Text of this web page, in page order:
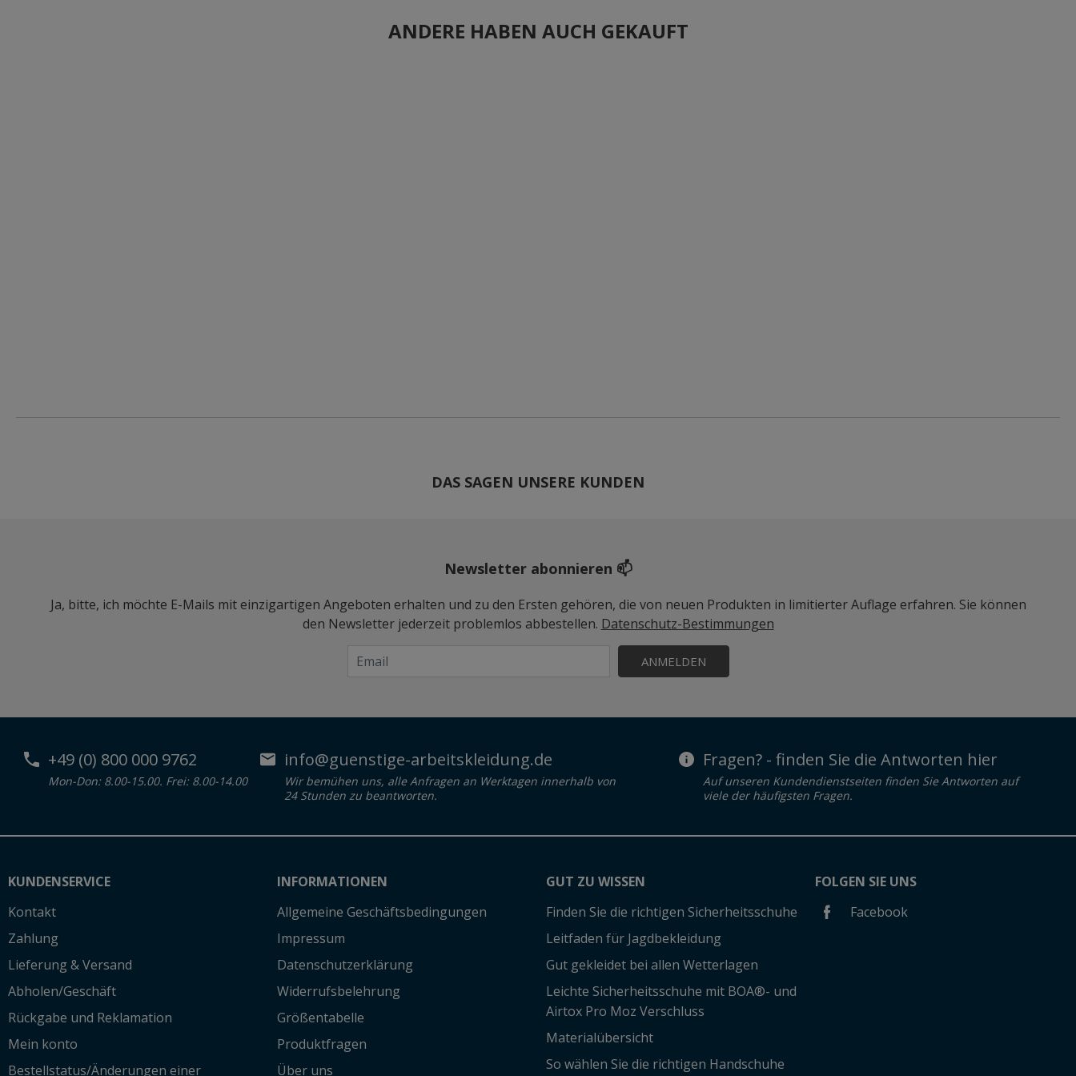
ANDERE HABEN AUCH GEKAUFT
DAS SAGEN UNSERE KUNDEN
Newsletter abonnieren 📫
Ja, bitte, ich möchte E-Mails mit einzigartigen Angeboten erhalten und zu den Ersten gehören, die von neuen Produkten in limitierter Auflage erfahren. Sie können
den Newsletter jederzeit problemlos abbestellen. Datenschutz-Bestimmungen
ANMELDEN
+49 (0) 800 000 9762
Mon-Don: 8.00-15.00. Frei: 8.00-14.00
info@guenstige-arbeitskleidung.de
Wir bemühen uns, alle Anfragen an Werktagen innerhalb von
24 Stunden zu beantworten.
Fragen? - finden Sie die Antworten hier
Auf unseren Kundendienstseiten finden Sie Antworten auf
viele der häufigsten Fragen.
KUNDENSERVICE
Kontakt
Zahlung
Lieferung & Versand
Abholen/Geschäft
Rückgabe und Reklamation
Mein konto
Bestellstatus/Änderungen einer
INFORMATIONEN
Allgemeine Geschäftsbedingungen
Impressum
Datenschutzerklärung
Widerrufsbelehrung
Größentabelle
Produktfragen
Über uns
GUT ZU WISSEN
Finden Sie die richtigen Sicherheitsschuhe
Leitfaden für Jagdbekleidung
Gut gekleidet bei allen Wetterlagen
Leichte Sicherheitsschuhe mit BOA®- und
Airtox Pro Moz Verschluss
Materialübersicht
So wählen Sie die richtigen Handschuhe
FOLGEN SIE UNS
Facebook